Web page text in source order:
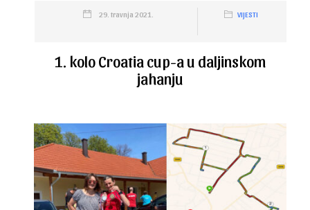
29. travnja 2021. VIJESTI
1. kolo Croatia cup-a u daljinskom
jahanju